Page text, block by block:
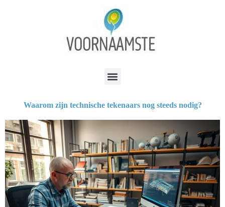
Waarom zijn technische tekenaars nog steeds nodig?